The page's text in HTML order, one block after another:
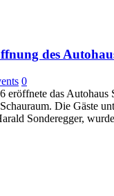
des
0
eröffnete das Autohaus
Die Gäste
Sonderegger,